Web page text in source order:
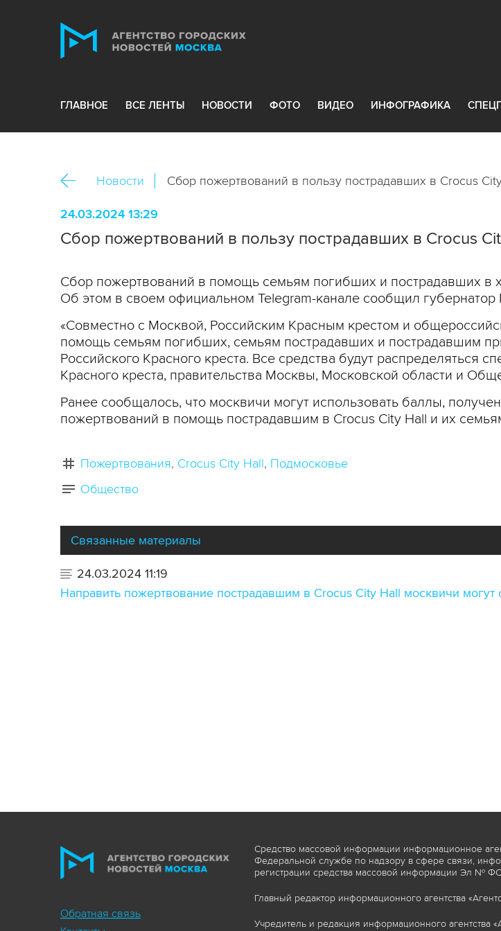
ГЛАВНОЕ ВСЕ ЛЕНТЫ НОВОСТИ ФОТО ВИДЕО ИНФОГРАФИКА
Новости Сбор пожертвований в пользу пострадавших в Crocus
24.03.2024 13:29
Сбор пожертвований в пользу пострадавших в Crocus
Сбор пожертвований в помощь семьям погибших и пострадавших в
Об этом в своем официальном Telegram-канале сообщил
«Совместно с Москвой, Российским Красным крестом и
помощь семьям погибших, семьям пострадавших и пострадавшим
Российского Красного креста. Все средства будут распределяться
Красного креста, правительства Москвы, Московской области и
Ранее сообщалось, что москвичи могут использовать баллы,
пожертвований в помощь пострадавшим в Crocus City Hall и их
Пожертвования Crocus City Hall Подмосковье
Общество
Связанные материалы
24.03.2024 11:19
Направить пожертвование пострадавшим в Crocus City Hall москвичи
Обратная связь
Средство массовой информации информационное
Федеральной службе по надзору в сфере связи,
регистрации средства массовой информации Эл №
Главный редактор информационного агентства
Учредитель и редакция информационного агентства